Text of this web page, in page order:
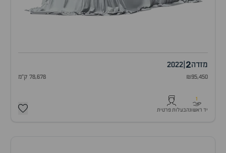
מזדה2
2022
₪95,450 78,678 ק"מ
1
יד ראשונהבעלות פרטית